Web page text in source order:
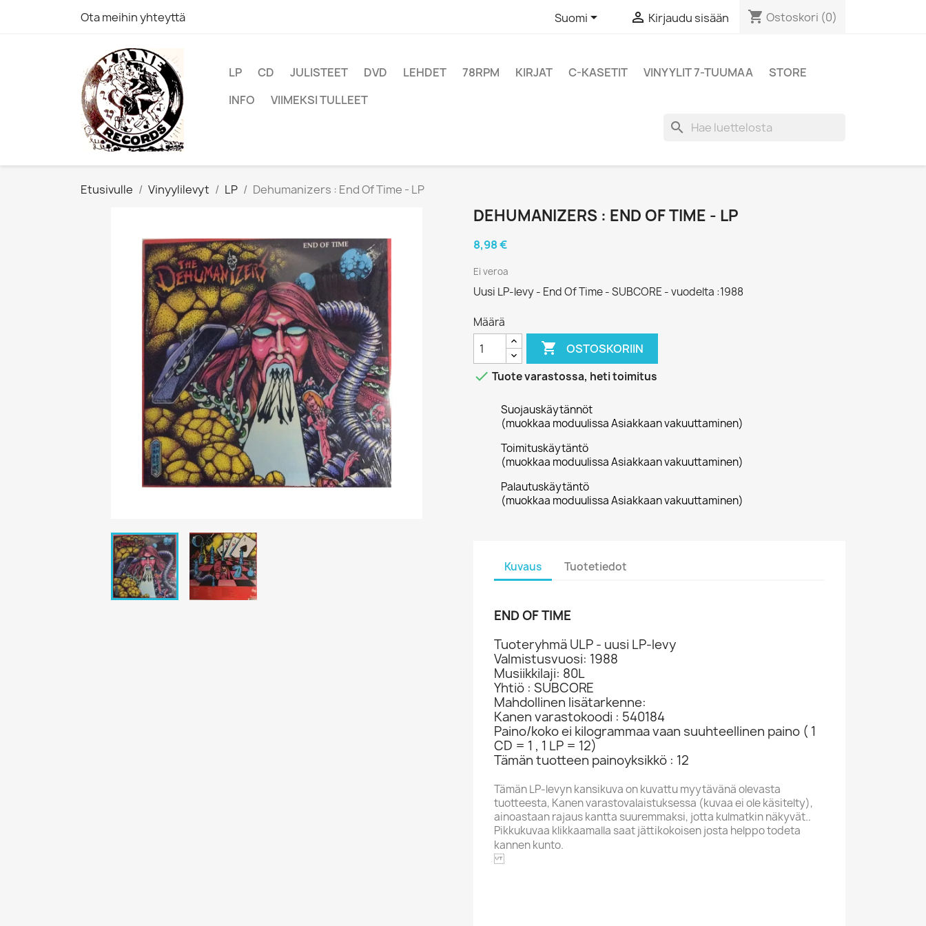
Ota meihin yhteyttä Suomi  Kirjaudu sisään shopping_cart Ostoskori (0)
LP CD JULISTEET DVD LEHDET 78RPM KIRJAT C-KASETIT VINYYLIT 7-TUUMAA
STORE
INFO
VIIMEKSI TULLEET
search
Etusivulle Vinyylilevyt LP Dehumanizers : End Of Time - LP
DEHUMANIZERS : END OF TIME - LP
8,98 €
Ei veroa
Uusi LP-levy - End Of Time - SUBCORE - vuodelta :1988
Määrä
 OSTOSKORIIN
 Tuote varastossa, heti toimitus
Suojauskäytännöt
(muokkaa moduulissa Asiakkaan vakuuttaminen)
Toimituskäytäntö
(muokkaa moduulissa Asiakkaan vakuuttaminen)
Palautuskäytäntö
(muokkaa moduulissa Asiakkaan vakuuttaminen)
Kuvaus Tuotetiedot
END OF TIME
Tuoteryhmä ULP - uusi LP-levy
Valmistusvuosi: 1988
Musiikkilaji: 80L
Yhtiö : SUBCORE
Mahdollinen lisätarkenne:
Kanen varastokoodi : 540184
Paino/koko ei kilogrammaa vaan suuhteellinen paino ( 1
CD = 1 , 1 LP = 12)
Tämän tuotteen painoyksikkö : 12
Tämän LP-levyn kansikuva on kuvattu myytävänä olevasta
tuotteesta, Kanen varastovalaistuksessa (kuvaa ei ole käsitelty),
ainoastaan rajaus kantta suuremmaksi, jotta kulmatkin näkyvät..
Pikkukuvaa klikkaamalla saat jättikokoisen josta helppo todeta
kannen kunto.